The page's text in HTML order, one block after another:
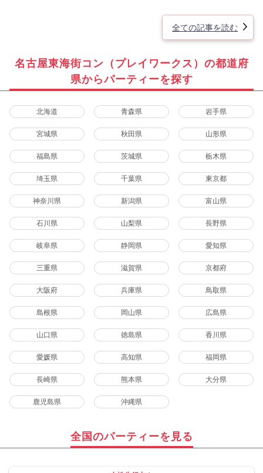
全ての記事を読む
名古屋東海街コン（プレイワークス）の都道府
県からパーティーを探す
北海道 青森県 岩手県
宮城県 秋田県 山形県
福島県 茨城県 栃木県
埼玉県 千葉県 東京都
神奈川県 新潟県 富山県
石川県 山梨県 長野県
岐阜県 静岡県 愛知県
三重県 滋賀県 京都府
大阪府 兵庫県 鳥取県
島根県 岡山県 広島県
山口県 徳島県 香川県
愛媛県 高知県 福岡県
長崎県 熊本県 大分県
鹿児島県 沖縄県
全国のパーティーを見る